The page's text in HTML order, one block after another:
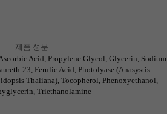
제품 성분
Acid, Propylene Glycol, Glycerin, Sodium
23, Ferulic Acid, Photolyase (Anasystis
Thaliana), Tocopherol, Phenoxyethanol,
Triethanolamine